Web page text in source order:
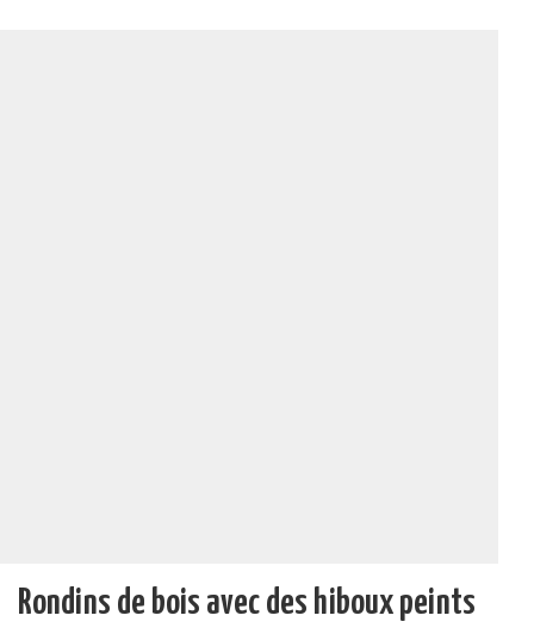
Rondins de bois avec des hiboux peints